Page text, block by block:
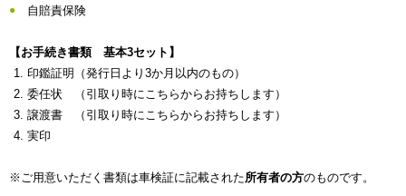
自賠責保険
【お手続き書類 基本3セット】
印鑑証明（発行日より3か月以内のもの）
委任状 （引取り時にこちらからお持ちします）
譲渡書 （引取り時にこちらからお持ちします）
実印
※ご用意いただく書類は車検証に記載された所有者の方のものです。